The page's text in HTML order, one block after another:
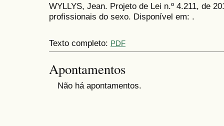
WYLLYS, Jean. Projeto de Lei n.º 4.211, de
profissionais do sexo. Disponível em: .
Texto completo: PDF
Apontamentos
Não há apontamentos.